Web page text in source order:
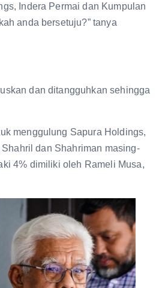
Indera Permai dan Kumpulan
anda bersetuju?” tanya
dan ditangguhkan sehingga
menggulung Sapura Holdings,
dan Shahriman masing-
4% dimiliki oleh Rameli Musa,